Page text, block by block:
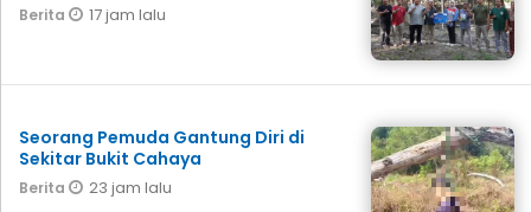
Berita 17 jam lalu
Seorang Pemuda Gantung Diri di
Sekitar Bukit Cahaya
Berita 23 jam lalu